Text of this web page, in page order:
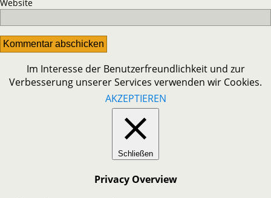
Website
Im Interesse der Benutzerfreundlichkeit und zur
Verbesserung unserer Services verwenden wir Cookies.
AKZEPTIEREN
Schließen
Privacy Overview